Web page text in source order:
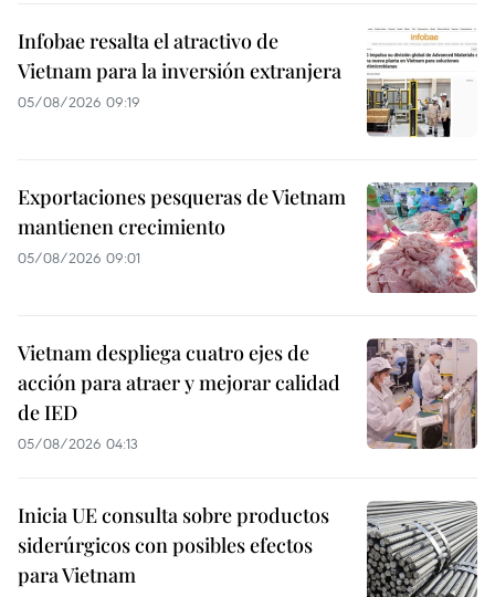
Infobae resalta el atractivo de
Vietnam para la inversión extranjera
05/08/2026 09:19
Exportaciones pesqueras de Vietnam
mantienen crecimiento
05/08/2026 09:01
Vietnam despliega cuatro ejes de
acción para atraer y mejorar calidad
de IED
05/08/2026 04:13
Inicia UE consulta sobre productos
siderúrgicos con posibles efectos
para Vietnam